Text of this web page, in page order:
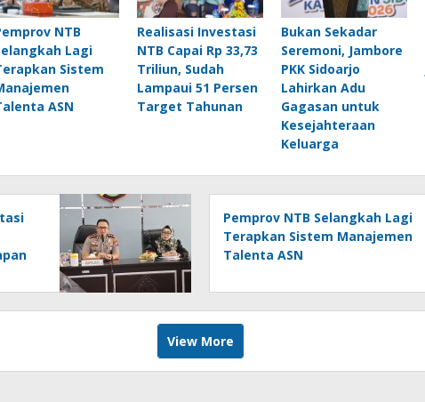
NTB
Lagi
Sistem
ASN
Realisasi Investasi
NTB Capai Rp 33,73
Triliun, Sudah
Lampaui 51 Persen
Target Tahunan
Bukan Sekadar
Seremoni, Jambore
PKK Sidoarjo
Lahirkan Adu
Gagasan untuk
Kesejahteraan
Keluarga
Pemprov NTB Selangkah Lagi
Terapkan Sistem Manajemen
Talenta ASN
View More